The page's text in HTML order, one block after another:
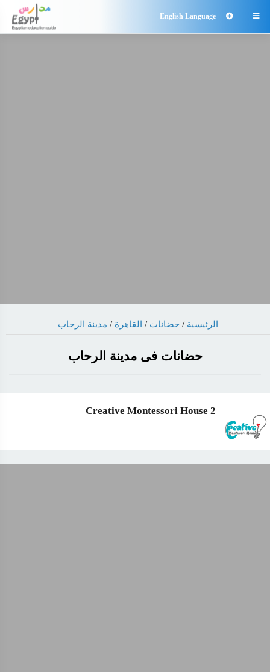

English Language
الرئيسية / حضانات / القاهرة / مدينة الرحاب
حضانات فى مدينة الرحاب
2 Creative Montessori House